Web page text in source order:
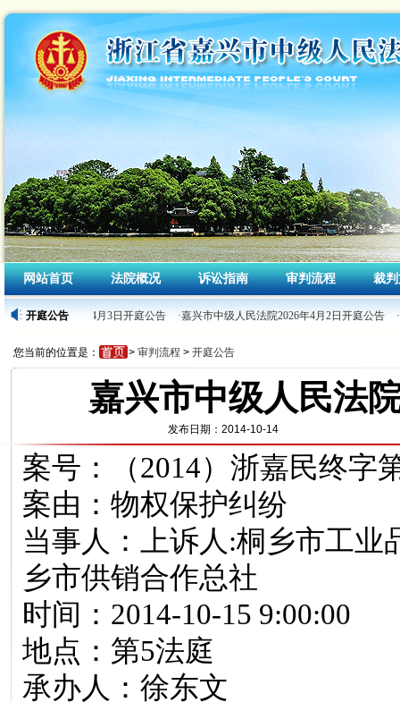
网站首页 法院概况 诉讼指南 审判流程 裁
开庭公告
级人民法院2026年4月3日开庭公告 ·嘉兴市中级人民法院2026年4月2日开庭公告
您当前的位置是： > 审判流程 > 开庭公告
嘉兴市中级人民法
发布日期：2014-10-14
案号：（2014）浙嘉民终字
案由：物权保护纠纷
当事人：上诉人:桐乡市工业
乡市供销合作总社
时间：2014-10-15 9:00:00
地点：第5法庭
承办人：徐东文